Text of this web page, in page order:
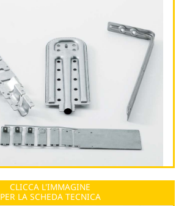
CLICCA L'IMMAGINE
PER LA SCHEDA TECNICA